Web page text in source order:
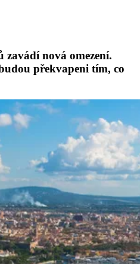
zavádí nová omezení.
překvapeni tím, co